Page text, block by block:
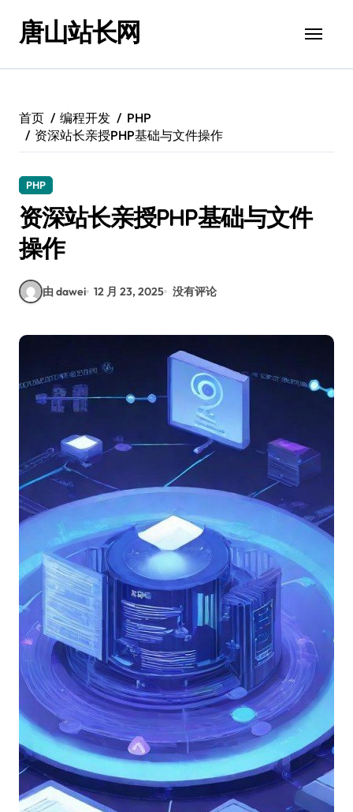
唐山站长网
首页 编程开发
PHP
资深站长亲授PHP基础与文件操作
PHP
资深站长亲授PHP基础与文件
操作
由 dawei 12 月 23, 2025 没有评论